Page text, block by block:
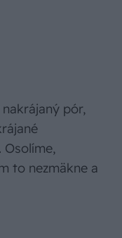
pór,
to nezmäkne a